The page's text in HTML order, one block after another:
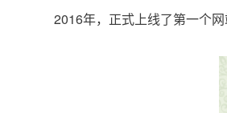
2016年，正式上线了第一个